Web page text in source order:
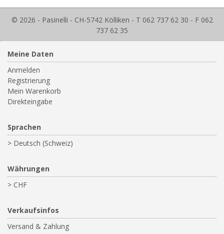
© 2026 - Pasinelli - CH-5742 Kölliken - T 062 737 62 30 - F 062
737 62 35
Meine Daten
Anmelden
Registrierung
Mein Warenkorb
Direkteingabe
Sprachen
> Deutsch (Schweiz)
Währungen
> CHF
Verkaufsinfos
Versand & Zahlung